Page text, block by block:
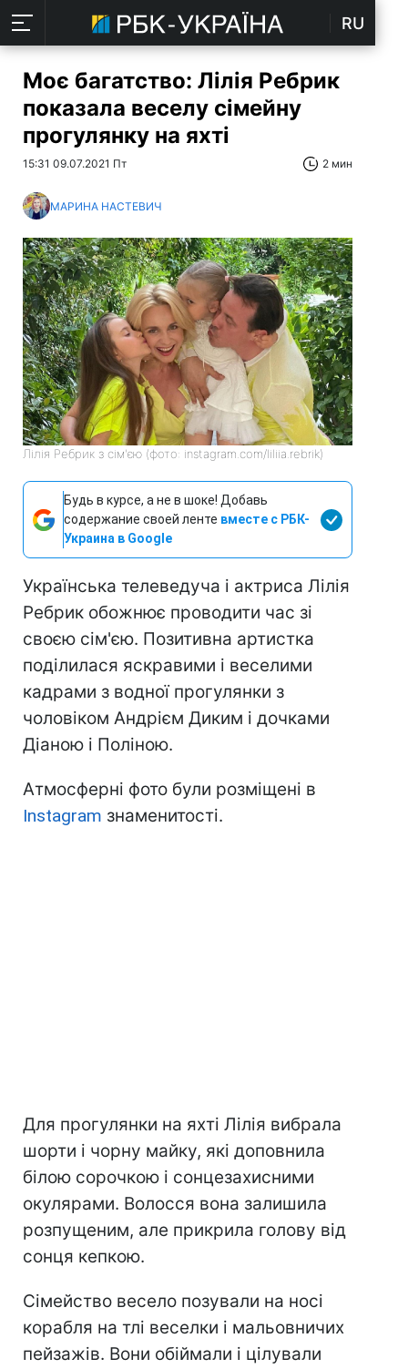
RU
Моє багатство: Лілія Ребрик
показала веселу сімейну
прогулянку на яхті
15:31 09.07.2021 Пт 2 мин
МАРИНА НАСТЕВИЧ
Лілія Ребрик з сім'єю (фото: instagram.com/liliia.rebrik)
Будь в курсе, а не в шоке! Добавь
содержание своей ленте вместе с РБК-
Украина в Google
Українська телеведуча і актриса Лілія
Ребрик обожнює проводити час зі
своєю сім'єю. Позитивна артистка
поділилася яскравими і веселими
кадрами з водної прогулянки з
чоловіком Андрієм Диким і дочками
Діаною і Поліною.
Атмосферні фото були розміщені в
Instagram знаменитості.
Для прогулянки на яхті Лілія вибрала
шорти і чорну майку, які доповнила
білою сорочкою і сонцезахисними
окулярами. Волосся вона залишила
розпущеним, але прикрила голову від
сонця кепкою.
Сімейство весело позували на носі
корабля на тлі веселки і мальовничих
пейзажів. Вони обіймали і цілували